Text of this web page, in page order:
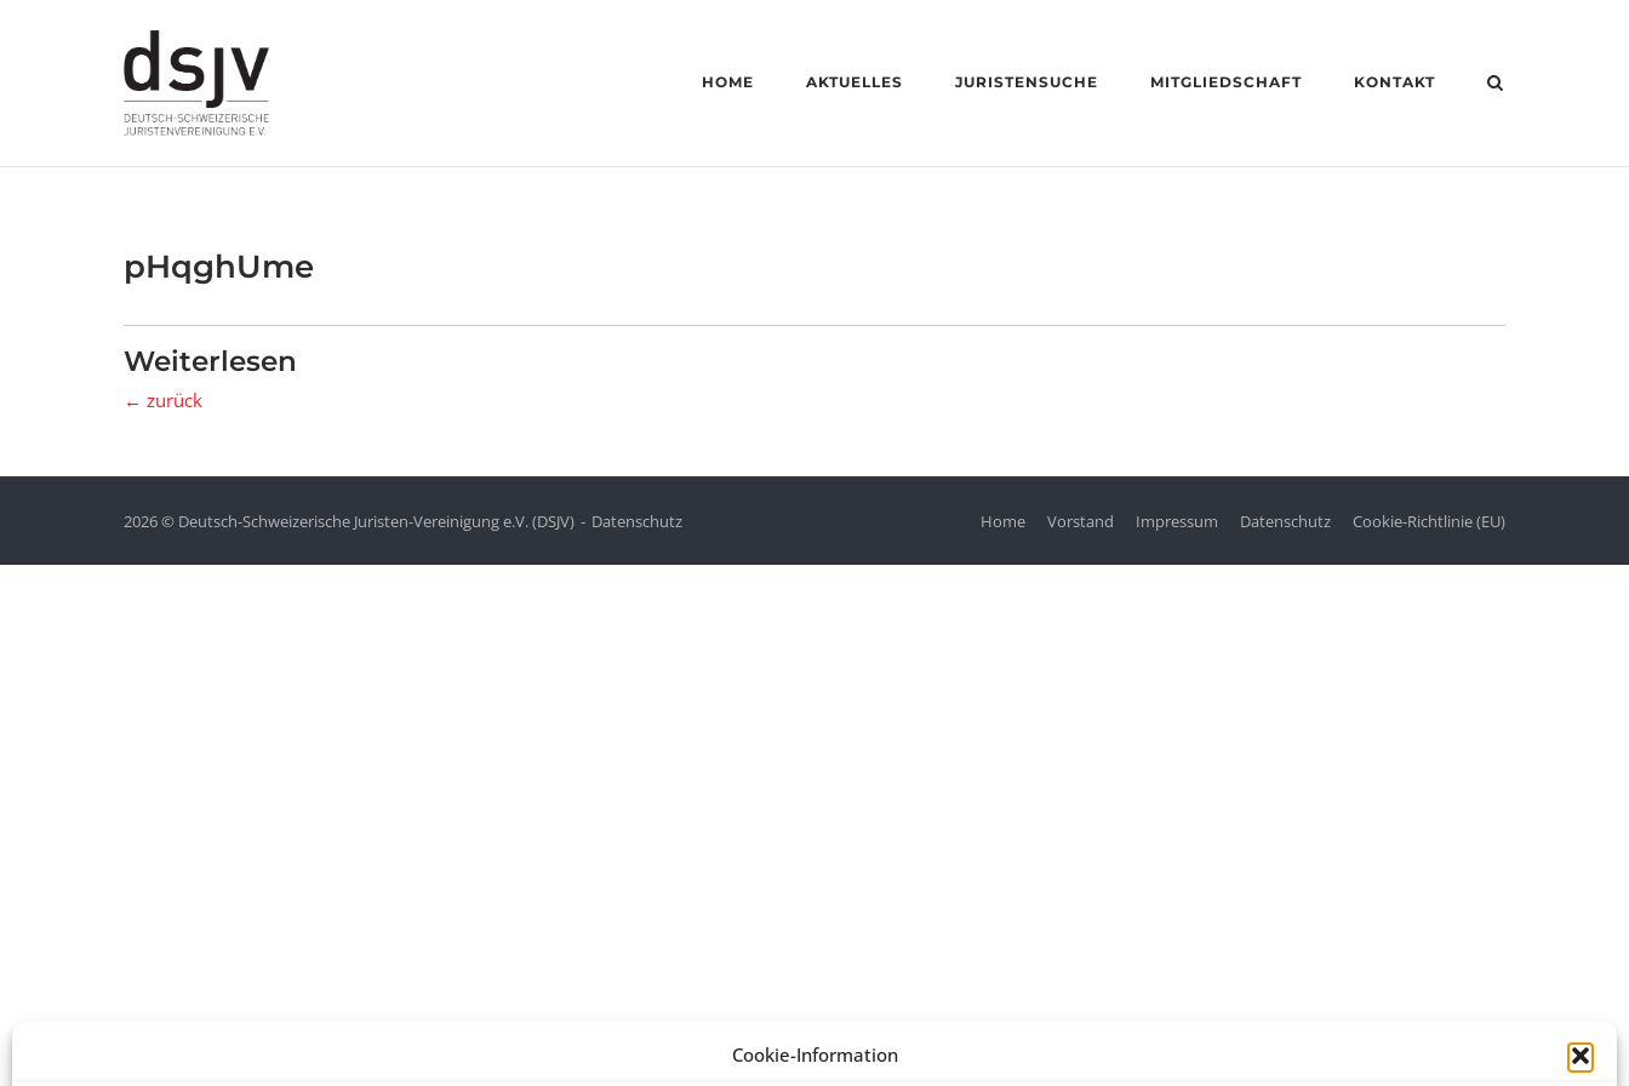
Cookie-Information
HOME AKTUELLES JURISTENSUCHE MITGLIEDSCHAFT KONTAKT
pHqghUme
Weiterlesen
← zurück
2026 © Deutsch-Schweizerische Juristen-Vereinigung e.V. (DSJV) Datenschutz Home Vorstand Impressum Datenschutz Cookie-Richtlinie (EU)